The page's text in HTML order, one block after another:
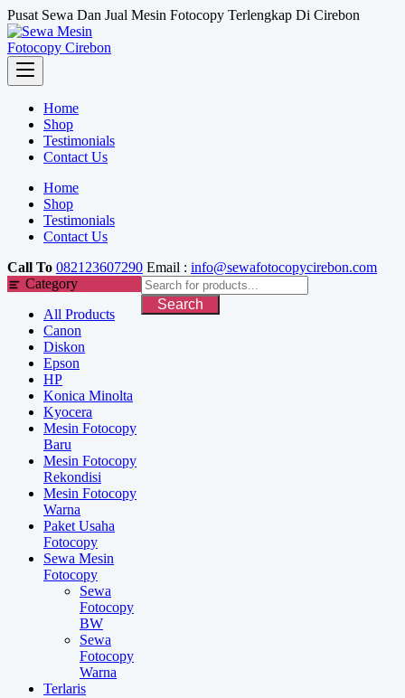
Skip
to
content
Pusat Sewa Dan Jual Mesin Fotocopy Terlengkap Di Cirebon
Home
Shop
Testimonials
Contact Us
Home
Shop
Testimonials
Contact Us
Call To 082123607290 Email : info@sewafotocopycirebon.com
Category
All Products
Canon
Diskon
Epson
HP
Konica Minolta
Kyocera
Mesin Fotocopy
Baru
Mesin Fotocopy
Rekondisi
Mesin Fotocopy
Warna
Paket Usaha
Fotocopy
Sewa Mesin
Fotocopy
Sewa
Fotocopy
BW
Sewa
Fotocopy
Warna
Terlaris
Search